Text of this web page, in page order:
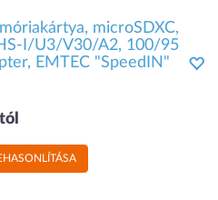
microSDXC,
I/U3/V30/A2, 100/95
EMTEC "SpeedIN"